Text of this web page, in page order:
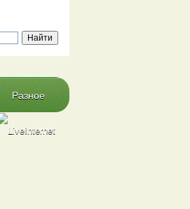
Разное